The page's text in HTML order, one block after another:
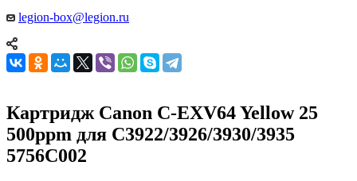
legion-box@legion.ru
Картридж Canon C-EXV64 Yellow 25
500ppm для C3922/3926/3930/3935
5756C002